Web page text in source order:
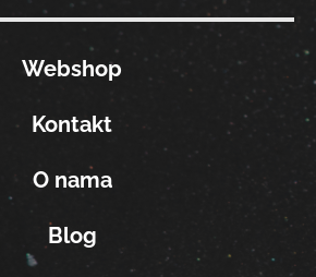
Webshop
Kontakt
O nama
Blog